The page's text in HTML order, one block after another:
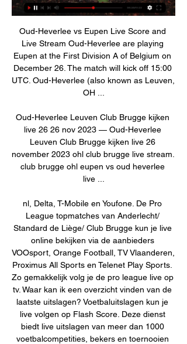
Oud-Heverlee vs Eupen Live Score and
Live Stream Oud-Heverlee are playing
Eupen at the First Division A of Belgium on
December 26. The match will kick off 15:00
UTC. Oud-Heverlee (also known as Leuven,
OH ...
Oud-Heverlee Leuven Club Brugge kijken
live 26 26 nov 2023 — Oud-Heverlee
Leuven Club Brugge kijken live 26
november 2023 ohl club brugge live stream.
club brugge ohl eupen vs oud heverlee
live ...
nl, Delta, T-Mobile en Youfone. De Pro
League topmatches van Anderlecht/
Standard de Liège/ Club Brugge kun je live
online bekijken via de aanbieders
VOOsport, Orange Football, TV Vlaanderen,
Proximus All Sports en Telenet Play Sports.
Zo gemakkelijk volg je de pro league live op
tv. Waar kan ik een overzicht vinden van de
laatste uitslagen? Voetbaluitslagen kun je
live volgen op Flash Score. Deze dienst
biedt live uitslagen van meer dan 1000
voetbalcompetities, bekers en toernooien